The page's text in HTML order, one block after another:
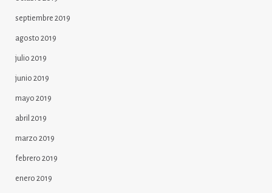
septiembre 2019
agosto 2019
julio 2019
junio 2019
mayo 2019
abril 2019
marzo 2019
febrero 2019
enero 2019